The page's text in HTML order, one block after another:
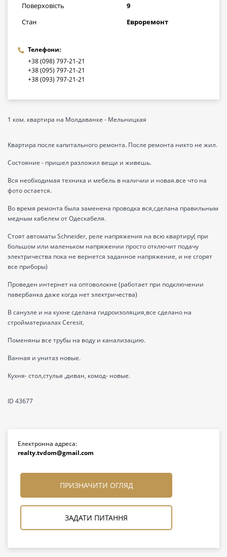
Поверховість
9
Стан
Евроремонт
Телефони:
+38 (098) 797-21-21
+38 (095) 797-21-21
+38 (093) 797-21-21
1 ком. квартира на Молдаванке - Мельницкая
Квартира после капитального ремонта. После ремонта никто не жил.
Состояние - пришел разложил вещи и живешь.
Вся необходимая техника и мебель в наличии и новая.все что на
фото остается.
Во время ремонта была заменена проводка вся,сделана правильным
медным кабелем от Одескабеля.
Стоят автоматы Schneider, реле напряжения на всю квартиру( при
большом или маленьком напряжении просто отключит подачу
электричества пока не вернется заданное напряжение, и не сгорят
все приборы)
Проведен интернет на оптоволокне (работает при подключении
павербанка даже когда нет электричества)
В санузле и на кухне сделана гидроизоляция,все сделано на
стройматериалах Ceresit.
Поменяны все трубы на воду и канализацию.
Ванная и унитаз новые.
Кухня- стол,стулья ,диван, комод- новые.
ID 43677
Електронна адреса:
realty.tvdom@gmail.com
ПРИЗНАЧИТИ ОГЛЯД
ЗАДАТИ ПИТАННЯ